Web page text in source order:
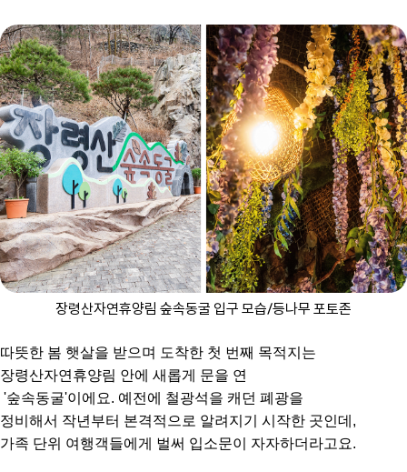
장령산자연휴양림 숲속동굴 입구 모습/등나무 포토존
따뜻한 봄 햇살을 받으며 도착한 첫 번째 목적지는
장령산자연휴양림 안에 새롭게 문을 연
'숲속동굴'이에요. 예전에 철광석을 캐던 폐광을
정비해서 작년부터 본격적으로 알려지기 시작한 곳인데,
가족 단위 여행객들에게 벌써 입소문이 자자하더라고요.